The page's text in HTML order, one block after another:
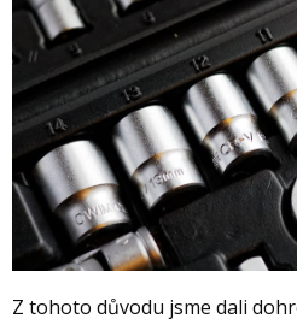
Z tohoto důvodu jsme dali